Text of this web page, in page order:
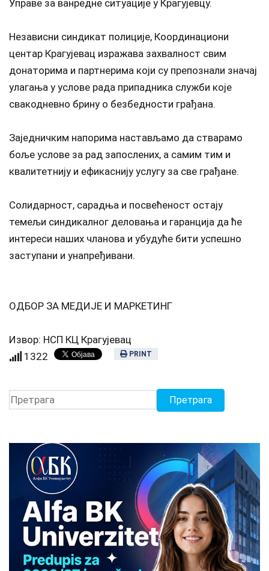
Управе за ванредне ситуације у Крагујевцу.
Независни синдикат полиције, Координациони
центар Крагујевац изражава захвалност свим
донаторима и партнерима који су препознали значај
улагања у услове рада припадника служби које
свакодневно брину о безбедности грађана.
Заједничким напорима настављамо да стварамо
боље услове за рад запослених, а самим тим и
квалитетнију и ефикаснију услугу за све грађане.
Солидарност, сарадња и посвећеност остају
темељи синдикалног деловања и гаранција да ће
интереси наших чланова и убудуће бити успешно
заступани и унапређивани.
ОДБОР ЗА МЕДИЈЕ И МАРКЕТИНГ
Извор: НСП КЦ Крагујевац
1322
PRINT